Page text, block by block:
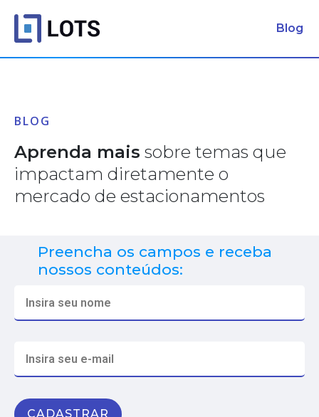
Blog
BLOG
Aprenda mais sobre temas que
impactam diretamente o
mercado de estacionamentos
Preencha os campos e receba
nossos conteúdos: